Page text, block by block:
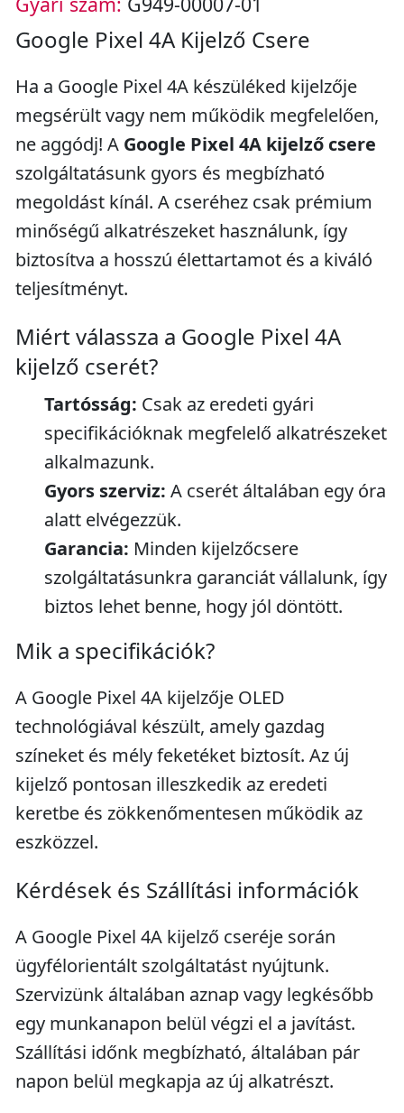
Google Pixel 4A Kijelző Csere
Ha a Google Pixel 4A készüléked kijelzője
megsérült vagy nem működik megfelelően,
ne aggódj! A Google Pixel 4A kijelző csere
szolgáltatásunk gyors és megbízható
megoldást kínál. A cseréhez csak prémium
minőségű alkatrészeket használunk, így
biztosítva a hosszú élettartamot és a kiváló
teljesítményt.
Miért válassza a Google Pixel 4A
kijelző cserét?
Tartósság: Csak az eredeti gyári
specifikációknak megfelelő alkatrészeket
alkalmazunk.
Gyors szerviz: A cserét általában egy óra
alatt elvégezzük.
Garancia: Minden kijelzőcsere
szolgáltatásunkra garanciát vállalunk, így
biztos lehet benne, hogy jól döntött.
Mik a specifikációk?
A Google Pixel 4A kijelzője OLED
technológiával készült, amely gazdag
színeket és mély feketéket biztosít. Az új
kijelző pontosan illeszkedik az eredeti
keretbe és zökkenőmentesen működik az
eszközzel.
Kérdések és Szállítási információk
A Google Pixel 4A kijelző cseréje során
ügyfélorientált szolgáltatást nyújtunk.
Szervizünk általában aznap vagy legkésőbb
egy munkanapon belül végzi el a javítást.
Szállítási időnk megbízható, általában pár
napon belül megkapja az új alkatrészt.